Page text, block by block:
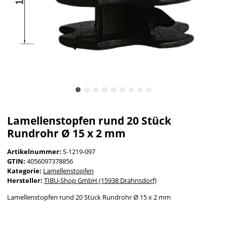
Lamellenstopfen rund 20 Stück
Rundrohr Ø 15 x 2 mm
Artikelnummer: S-1219-097
GTIN: 4056097378856
Kategorie: Lamellenstopfen
Hersteller: TIBU-Shop GmbH (15938 Drahnsdorf)
Lamellenstopfen rund 20 Stück Rundrohr Ø 15 x 2 mm